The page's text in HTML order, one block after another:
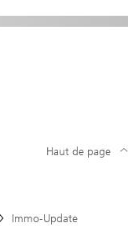
Immo-Update
Haut de page